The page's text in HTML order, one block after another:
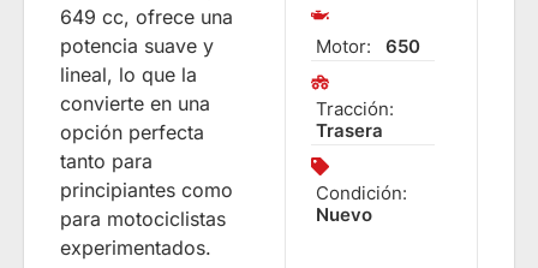
649 cc, ofrece una
potencia suave y
lineal, lo que la
convierte en una
opción perfecta
tanto para
principiantes como
para motociclistas
experimentados.
Motor: 650
Tracción:
Trasera
Condición:
Nuevo